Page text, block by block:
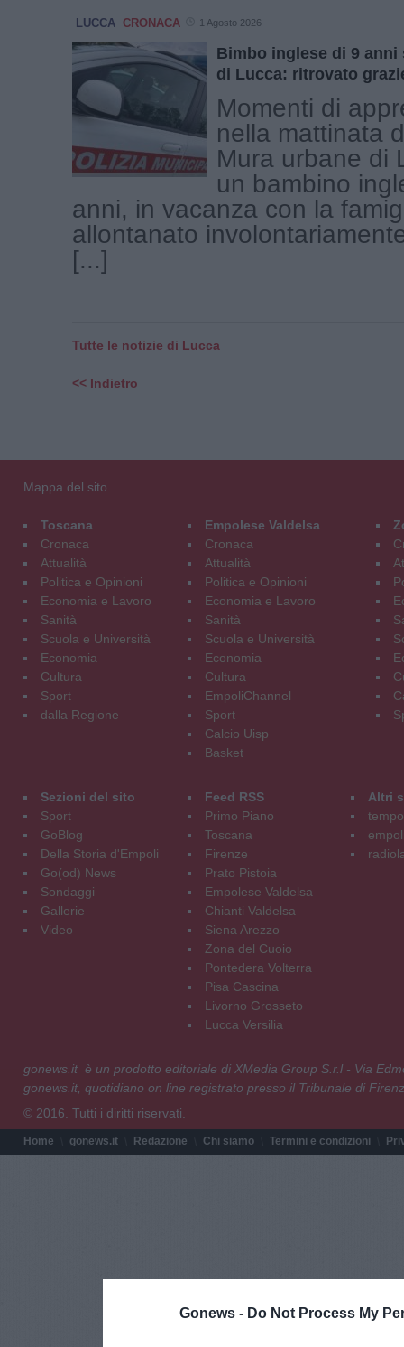
Gonews - Do Not Process My
LUCCA CRONACA 1 Agosto 2026
Bimbo inglese di 9 anni
di Lucca: ritrovato
Momenti di
nella mattinata
Mura urbane di
un bambino
anni, in vacanza con la
allontanato
[...]
Tutte le notizie di Lucca
<< Indietro
Mappa del sito
Toscana
Cronaca
Attualità
Politica e Opinioni
Economia e Lavoro
Sanità
Scuola e Università
Economia
Cultura
Sport
dalla Regione
Empolese Valdelsa
Cronaca
Attualità
Politica e Opinioni
Economia e Lavoro
Sanità
Scuola e Università
Economia
Cultura
EmpoliChannel
Sport
Calcio Uisp
Basket
Sezioni del sito
Sport
GoBlog
Della Storia d'Empoli
Go(od) News
Sondaggi
Gallerie
Video
Feed RSS
Primo Piano
Toscana
Firenze
Prato Pistoia
Empolese Valdelsa
Chianti Valdelsa
Siena Arezzo
Zona del Cuoio
Pontedera Volterra
Pisa Cascina
Livorno Grosseto
Lucca Versilia
Altri
gonews.it è un prodotto editoriale di XMedia Group S.r.l - Via
gonews.it, quotidiano on line registrato presso il Tribunale di
© 2016. Tutti i diritti riservati.
Home gonews.it Redazione Chi siamo Termini e condizioni